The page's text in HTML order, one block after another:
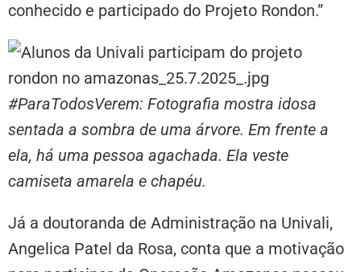
conhecido e participado do Projeto Rondon.”
#ParaTodosVerem: Fotografia mostra idosa
sentada a sombra de uma árvore. Em frente a
ela, há uma pessoa agachada. Ela veste
camiseta amarela e chapéu.
Já a doutoranda de Administração na Univali,
Angelica Patel da Rosa, conta que a motivação